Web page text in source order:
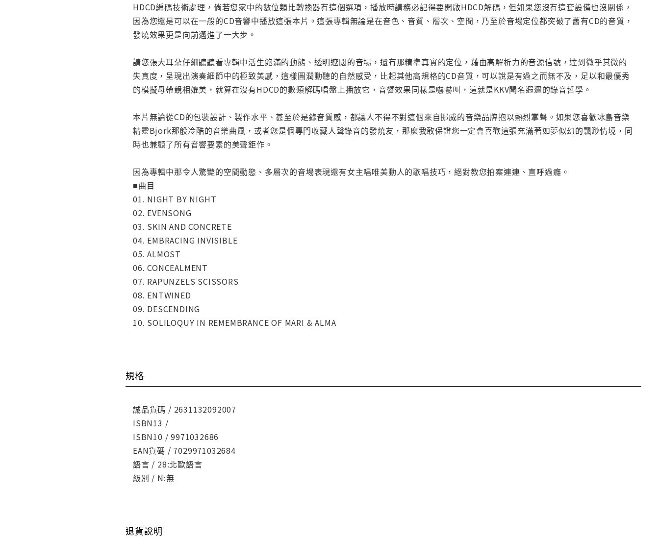
HDCD編碼技術處理，倘若您家中的數位類比轉換器有這個選項，播放時請務必記得要開啟HDCD解碼，但如果您沒有這套設備也沒關係，
因為您還是可以在一般的CD音響中播放這張本片。這張專輯無論是在音色、音質、層次、空間，乃至於音場定位都突破了舊有CD的音質，
發燒效果更是向前邁進了一大步。
請您張大耳朵仔細聽聽看專輯中活生飽滿的動態、透明遼闊的音場，還有那精準真實的定位，藉由高解析力的音源信號，達到微乎其微的
失真度，呈現出演奏細節中的極致美感，這樣圓潤動聽的自然感受，比起其他高規格的CD音質，可以說是有過之而無不及，足以和最優秀
的模擬母帶競相媲美，就算在沒有HDCD的數類解碼唱盤上播放它，音響效果同樣是嚇嚇叫，這就是KKV聞名遐邇的錄音哲學。
本片無論從CD的包裝設計、製作水平、甚至於是錄音質感，都讓人不得不對這個來自挪威的音樂品牌抱以熱烈掌聲。如果您喜歡冰島音樂
精靈Bjork那般冷酷的音樂曲風，或者您是個專門收藏人聲錄音的發燒友，那麼我敢保證您一定會喜歡這張充滿著如夢似幻的飄渺情境，同
時也兼顧了所有音響要素的美聲鉅作。
因為專輯中那令人驚豔的空間動態、多層次的音場表現還有女主唱唯美動人的歌唱技巧，絕對教您拍案連連、直呼過癮。
■曲目
01. NIGHT BY NIGHT
02. EVENSONG
03. SKIN AND CONCRETE
04. EMBRACING INVISIBLE
05. ALMOST
06. CONCEALMENT
07. RAPUNZELS SCISSORS
08. ENTWINED
09. DESCENDING
10. SOLILOQUY IN REMEMBRANCE OF MARI & ALMA
規格
誠品貨碼 / 2631132092007
ISBN13 /
ISBN10 / 9971032686
EAN貨碼 / 7029971032684
語言 / 28:北歐語言
級別 / N:無
退貨說明